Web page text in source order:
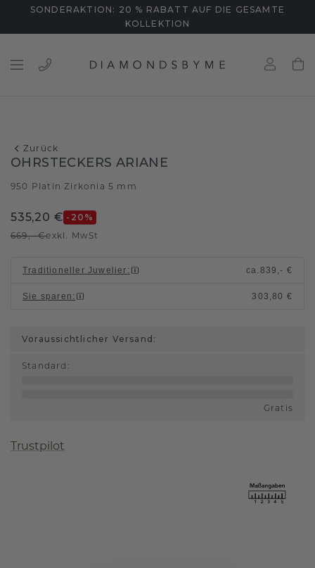
SONDERAKTION: 20 % RABATT AUF DIE GESAMTE
KOLLEKTION
Zurück
OHRSTECKERS ARIANE
950 Platin Zirkonia 5 mm
535,20 € -20 %
669,- €exkl. MwSt
Traditioneller Juwelier : ca. 839,- €
Sie sparen : 303,80 €
Voraussichtlicher Versand:
Standard :
Gratis
Trustpilot